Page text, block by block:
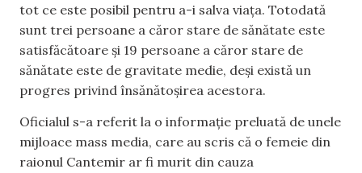
tot ce este posibil pentru a-i salva viața. Totodată
sunt trei persoane a căror stare de sănătate este
satisfăcătoare și 19 persoane a căror stare de
sănătate este de gravitate medie, deși există un
progres privind însănătoșirea acestora.
Oficialul s-a referit la o informație preluată de unele
mijloace mass media, care au scris că o femeie din
raionul Cantemir ar fi murit din cauza